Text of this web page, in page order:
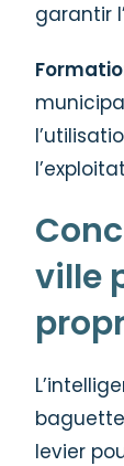
garantir
ville
levier